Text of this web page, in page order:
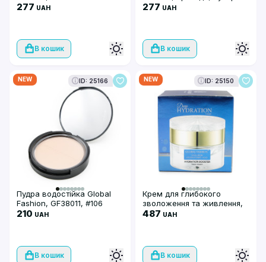
вітамін С,
277 UAH
В кошик
зволожуюча та
277 UAH
В кошик
NEW ID: 25166
Пудра водостійка Global
Fashion, GF38011, #106
210 UAH
В кошик
NEW ID: 25150
Крем для глибокого
зволоження та живлення,
Global Fashion, Deep
487 UAH
В кошик